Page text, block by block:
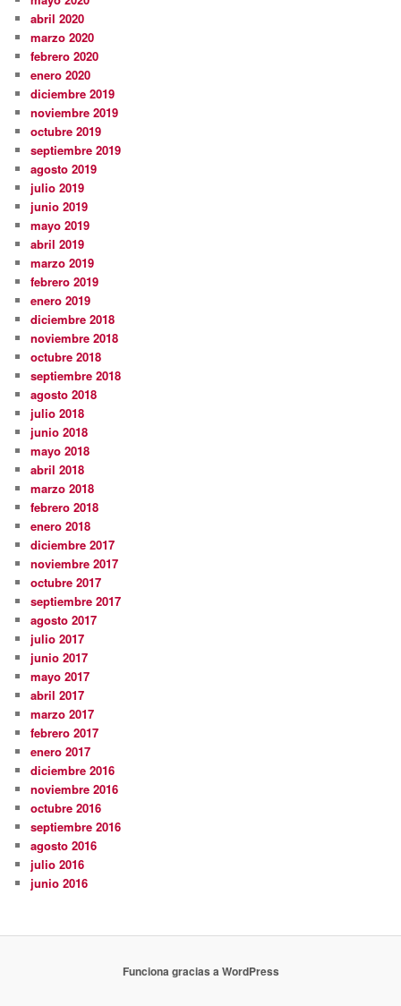
abril 2020
marzo 2020
febrero 2020
enero 2020
diciembre 2019
noviembre 2019
octubre 2019
septiembre 2019
agosto 2019
julio 2019
junio 2019
mayo 2019
abril 2019
marzo 2019
febrero 2019
enero 2019
diciembre 2018
noviembre 2018
octubre 2018
septiembre 2018
agosto 2018
julio 2018
junio 2018
mayo 2018
abril 2018
marzo 2018
febrero 2018
enero 2018
diciembre 2017
noviembre 2017
octubre 2017
septiembre 2017
agosto 2017
julio 2017
junio 2017
mayo 2017
abril 2017
marzo 2017
febrero 2017
enero 2017
diciembre 2016
noviembre 2016
octubre 2016
septiembre 2016
agosto 2016
julio 2016
junio 2016
Funciona gracias a WordPress